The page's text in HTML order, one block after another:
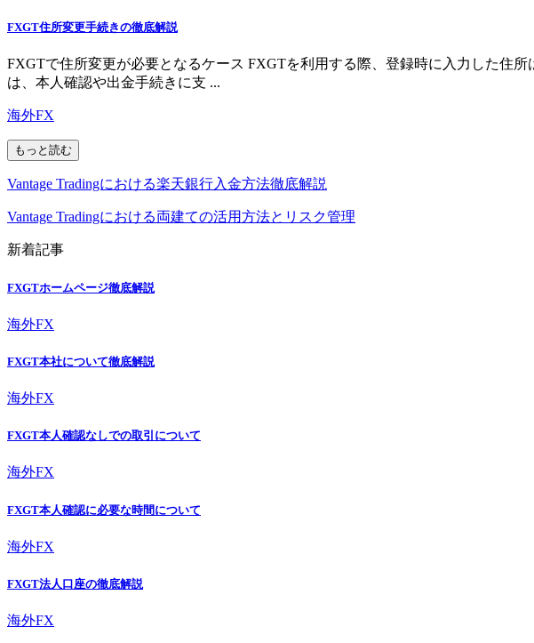
FXGT住所変更手続きの徹底解説
FXGTで住所変更が必要となるケース FXGTを利用する際、登録時に入力した住
は、本人確認や出金手続きに支 ...
海外FX
もっと読む
Vantage Tradingにおける楽天銀行入金方法徹底解説
Vantage Tradingにおける両建ての活用方法とリスク管理
新着記事
FXGTホームページ徹底解説
海外FX
FXGT本社について徹底解説
海外FX
FXGT本人確認なしでの取引について
海外FX
FXGT本人確認に必要な時間について
海外FX
FXGT法人口座の徹底解説
海外FX